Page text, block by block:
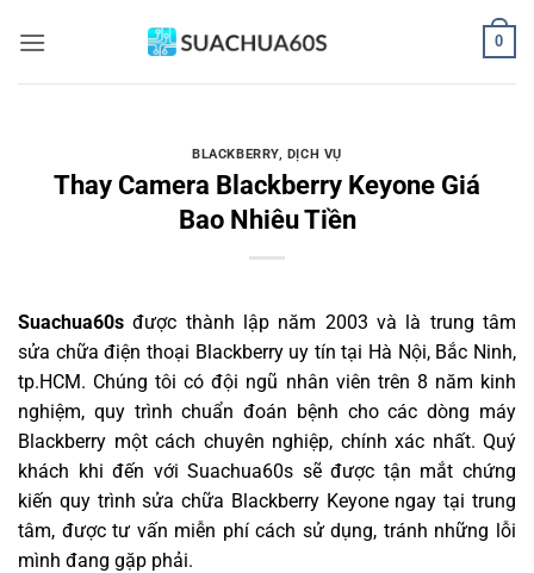
qua
0
BLACKBERRY, DỊCH VỤ
Thay Camera Blackberry Keyone Giá
Bao Nhiêu Tiền
Suachua60s được thành lập năm 2003 và là trung tâm
sửa chữa điện thoại Blackberry uy tín tại Hà Nội, Bắc Ninh,
tp.HCM. Chúng tôi có đội ngũ nhân viên trên 8 năm kinh
nghiệm, quy trình chuẩn đoán bệnh cho các dòng máy
Blackberry một cách chuyên nghiệp, chính xác nhất. Quý
khách khi đến với Suachua60s sẽ được tận mắt chứng
kiến quy trình sửa chữa Blackberry Keyone ngay tại trung
tâm, được tư vấn miễn phí cách sử dụng, tránh những lỗi
mình đang gặp phải.